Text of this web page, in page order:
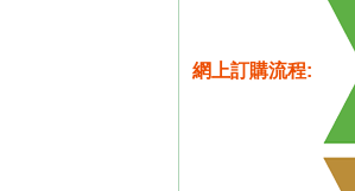
網上訂購流程: